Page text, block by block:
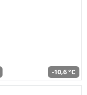
-10,6 °C